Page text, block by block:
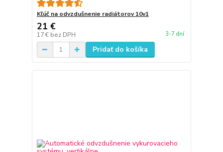
Kľúč na odvzdušnenie radiátorov 10v1
21 €
17 € bez DPH 3-7 dní
Pridať do košíka